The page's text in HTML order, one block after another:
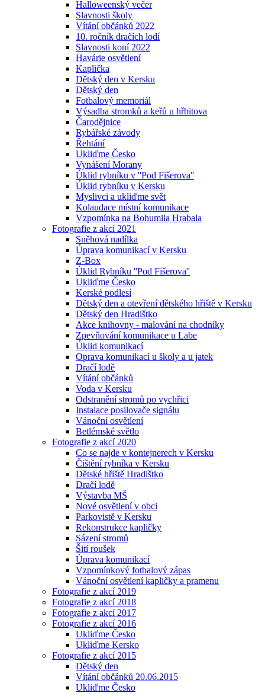
Halloweenský večer
Slavnosti školy
Vítání občánků 2022
10. ročník dračích lodí
Slavnosti koní 2022
Havárie osvětlení
Kaplička
Dětský den v Kersku
Dětský den
Fotbalový memoriál
Výsadba stromků a keřů u hřbitova
Čarodějnice
Rybářské závody
Řehtání
Ukliďme Česko
Vynášení Morany
Úklid rybníku v ''Pod Fišerova''
Úklid rybníku v Kersku
Myslivci a ukliďme svět
Kolaudace místní komunikace
Vzpomínka na Bohumila Hrabala
Fotografie z akcí 2021
Sněhová nadílka
Úprava komunikací v Kersku
Z-Box
Úklid Rybníku ''Pod Fišerova''
Ukliďme Česko
Kerské podlesí
Dětský den a otevření dětského hřiště v Kersku
Dětský den Hradištko
Akce knihovny - malování na chodníky
Zpevňování komunikace u Labe
Úklid komunikací
Oprava komunikací u školy a u jatek
Dračí lodě
Vítání občánků
Voda v Kersku
Odstranění stromů po vychřici
Instalace posilovače signálu
Vánoční osvětlení
Betlémské světlo
Fotografie z akcí 2020
Co se najde v kontejnerech v Kersku
Čištění rybníka v Kersku
Dětské hřiště Hradištko
Dračí lodě
Výstavba MŠ
Nové osvětlení v obci
Parkovistě v Kersku
Rekonstrukce kapličky
Sázení stromů
Šití roušek
Úprava komunikací
Vzpomínkový fotbalový zápas
Vánoční osvětlení kapličky a pramenu
Fotografie z akcí 2019
Fotografie z akcí 2018
Fotografie z akcí 2017
Fotografie z akcí 2016
Ukliďme Česko
Ukliďme Kersko
Fotografie z akcí 2015
Dětský den
Vítání občánků 20.06.2015
Ukliďme Česko